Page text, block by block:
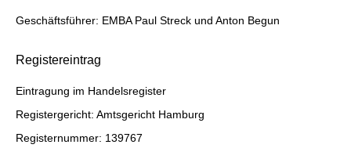
Geschäftsführer: EMBA Paul Streck und Anton Begun
Registereintrag
Eintragung im Handelsregister
Registergericht: Amtsgericht Hamburg
Registernummer: 139767